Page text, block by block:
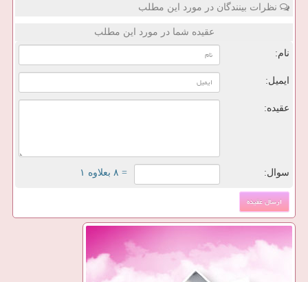
نظرات بینندگان در مورد این مطلب
عقیده شما در مورد این مطلب
نام:
ایمیل:
عقیده:
سوال: = ۸ بعلاوه ۱